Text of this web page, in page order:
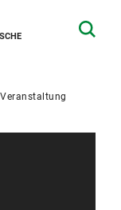
Veranstaltung